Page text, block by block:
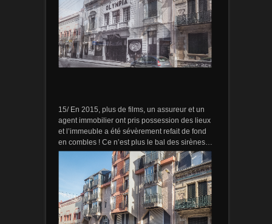
15/ En 2015, plus de films, un assureur et un
agent immobilier ont pris possession des lieux
et l’immeuble a été sévèrement refait de fond
en combles ! Ce n’est plus le bal des sirènes…